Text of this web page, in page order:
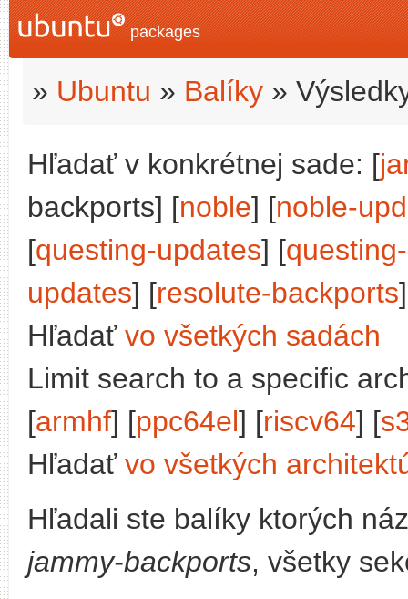
packages
» Ubuntu » Balíky »
Hľadať v konkrétnej sade: [
backports] [noble] [noble-
[questing-updates] [
updates] [resolute-backports
Hľadať vo všetkých sadách
Limit search to a specific
[armhf] [ppc64el] [riscv64] [
Hľadať vo všetkých
Hľadali ste balíky ktorých
jammy-backports, všetky